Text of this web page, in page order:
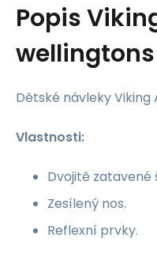
Popis
wellingtons
Dětské návleky Viking
Vlastnosti:
Dvojitě zatavené
Zesílený nos.
Reflexní prvky.